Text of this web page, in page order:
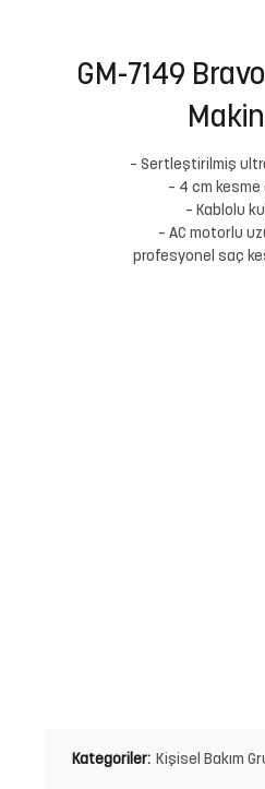
GM-7149
– Sertleştirilmiş
– 4 cm
– Kablolu
– AC motorlu
profesyonel saç
Kategoriler: Kişisel Bakım